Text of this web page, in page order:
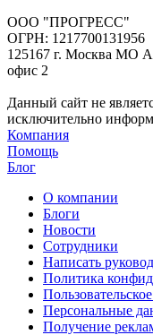
ООО "ПРОГРЕСС"
ОГРН: 1217700131956
125167 г. Москва МО
офис 2
Данный сайт не
исключительно
Компания
Помощь
Блог
О компании
Блоги
Новости
Сотрудники
Написать
Политика
Персональные
Получение